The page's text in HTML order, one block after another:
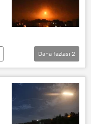
Daha fazlası 2